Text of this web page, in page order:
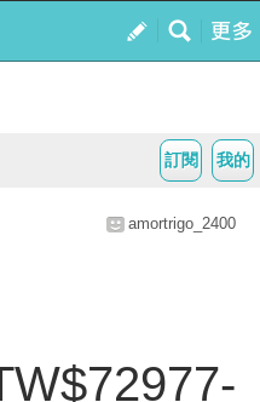
我的
訂閱
amortrigo_2400